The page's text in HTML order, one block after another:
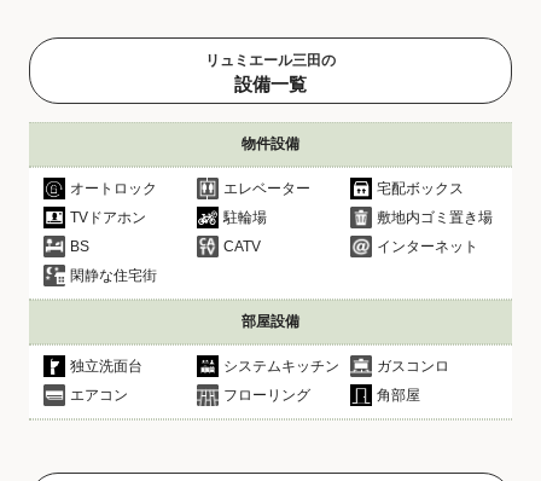
リュミエール三田の
設備一覧
物件設備
オートロック エレベーター
宅配ボックス
TVドアホン
駐輪場
敷地内ゴミ置き場
BS
CATV
インターネット
閑静な住宅街
部屋設備
独立洗面台 システムキッチン
ガスコンロ
エアコン
フローリング 角部屋